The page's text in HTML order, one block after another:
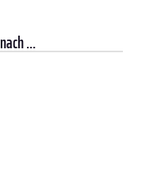
nach ...